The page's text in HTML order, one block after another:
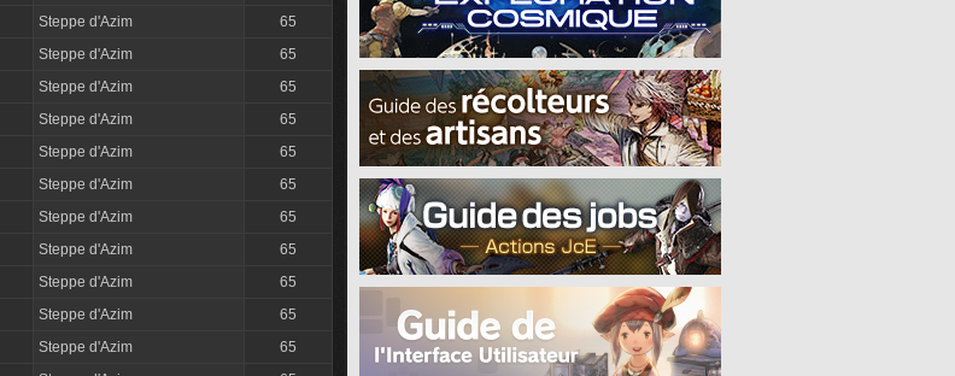
Steppe d'Azim
65
Steppe d'Azim
65
Steppe d'Azim
65
Steppe d'Azim
65
Steppe d'Azim
65
Steppe d'Azim
65
Steppe d'Azim
65
Steppe d'Azim
65
Steppe d'Azim
65
Steppe d'Azim
65
Steppe d'Azim
65